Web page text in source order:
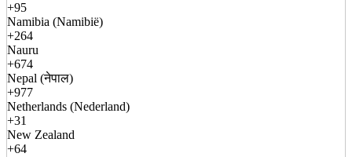
+95
Namibia (Namibië)
+264
Nauru
+674
Nepal (नेपाल)
+977
Netherlands (Nederland)
+31
New Zealand
+64